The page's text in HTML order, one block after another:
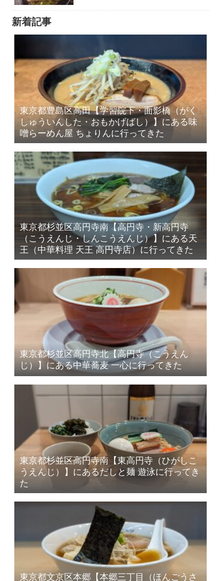
新着記事
東京都豊島区高田【学習院下・面影橋（がく
しゅういんした・おもかげばし）】にある味
噌らーめん屋 ちょりんに行ってきた
東京都杉並区高円寺南【高円寺・新高円寺
（こうえんじ・しんこうえんじ）】にある天
王（中華料理 天王 高円寺店）に行ってきた
東京都杉並区高円寺北【高円寺（こうえん
じ）】にある中華蕎麦 一心に行ってきた
東京都杉並区高円寺南【東高円寺（ひがしこ
うえんじ）】にあるだしと麺 遊泳に行ってき
た
東京都文京区本郷【本郷三丁目（ほんごうさ